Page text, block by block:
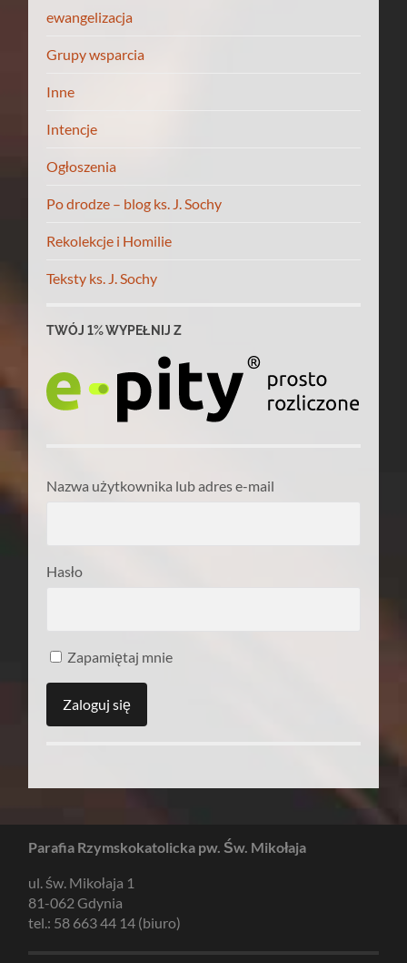
ewangelizacja
Grupy wsparcia
Inne
Intencje
Ogłoszenia
Po drodze – blog ks. J. Sochy
Rekolekcje i Homilie
Teksty ks. J. Sochy
TWÓJ 1% WYPEŁNIJ Z
Nazwa użytkownika lub adres e-mail
Hasło
Zapamiętaj mnie
Parafia Rzymskokatolicka pw. Św. Mikołaja
ul. św. Mikołaja 1
81-062 Gdynia
tel.: 58 663 44 14 (biuro)